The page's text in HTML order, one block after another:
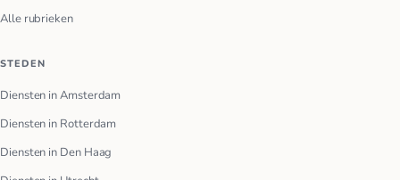
Alle rubrieken
STEDEN
Diensten in Amsterdam
Diensten in Rotterdam
Diensten in Den Haag